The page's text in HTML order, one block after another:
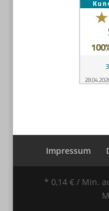
Impressum
* 0,14 € / Min.